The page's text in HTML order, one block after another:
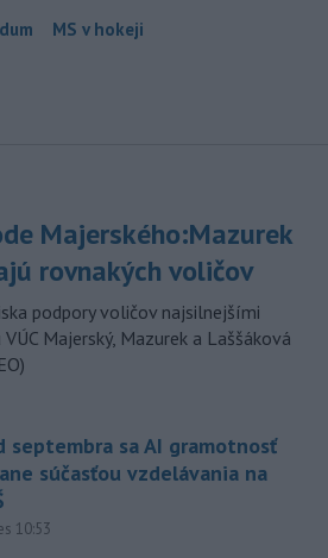
MS v hokeji
Majerského:Mazurek
rovnakých voličov
podpory voličov najsilnejšími
Majerský, Mazurek a Laššáková
septembra sa AI gramotnosť
súčasťou vzdelávania na
10:53